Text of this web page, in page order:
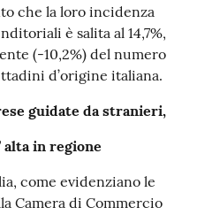
che la loro incidenza
è salita al 14,7%,
(-10,2%) del numero
d’origine italiana.
guidate da stranieri,
alta in regione
come evidenziano le
Camera di Commercio